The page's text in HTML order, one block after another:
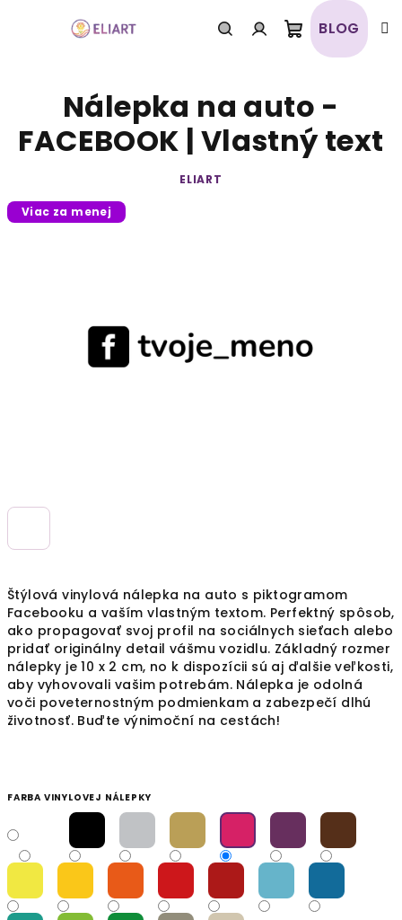
PrihlásenieNákupný
košík
BLOG
Štýlová vinylová nálepka na auto s piktogramom
Facebooku a vaším vlastným textom. Perfektný spôsob,
ako propagovať svoj profil na sociálnych sieťach alebo
pridať originálny detail vášmu vozidlu. Základný rozmer
nálepky je 10 x 2 cm, no k dispozícii sú aj ďalšie veľkosti,
aby vyhovovali vašim potrebám. Nálepka je odolná
voči poveternostným podmienkam a zabezpečí dlhú
životnosť. Buďte výnimoční na cestách!
FARBA VINYLOVEJ NÁLEPKY
Nálepka na auto -
FACEBOOK | Vlastný text
ELIART
Viac za menej